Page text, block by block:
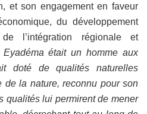
et son engagement en faveur
du développement
l’intégration régionale et
était un homme aux
doté de qualités naturelles
de la nature, reconnu pour son
qualités lui permirent de mener